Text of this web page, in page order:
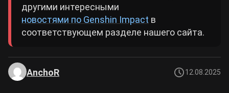
другими интересными
новостями по Genshin Impact в
соответствующем разделе нашего сайта.
AnchoR 12.08.2025